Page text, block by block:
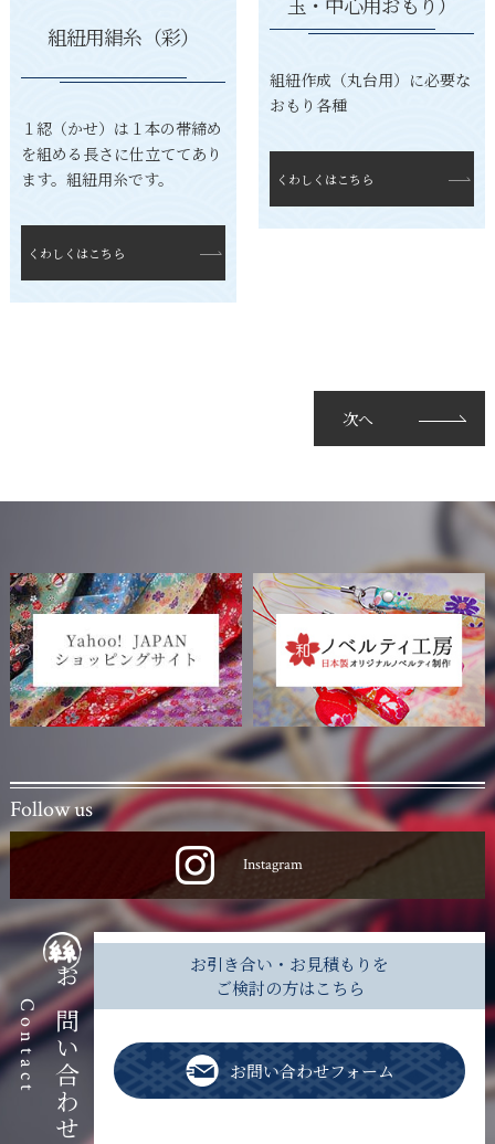
組紐用絹糸（彩）
１綛（かせ）は１本の帯締め
を組める長さに仕立ててあり
ます。組紐用糸です。
くわしくはこちら
組紐作成（丸台用）に必要な
おもり各種
くわしくはこちら
次へ
Follow us
Instagram
お問い合わせ
Contact
お引き合い・お見積もりを
ご検討の方はこちら
お問い合わせフォーム